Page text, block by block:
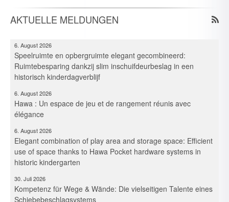
AKTUELLE MELDUNGEN
Pocket
Speelruimte en opbergruimte elegant gecombineerd:
Ruimtebesparing dankzij slim inschuifdeurbeslag in een
historisch kinderdagverblijf
Hawa : Un espace de jeu et de rangement réunis avec
élégance
Elegant combination of play area and storage space: Efficient
use of space thanks to Hawa Pocket hardware systems in
historic kindergarten
Kompetenz für Wege & Wände: Die vielseitigen Talente eines
Schiebebeschlagsystems